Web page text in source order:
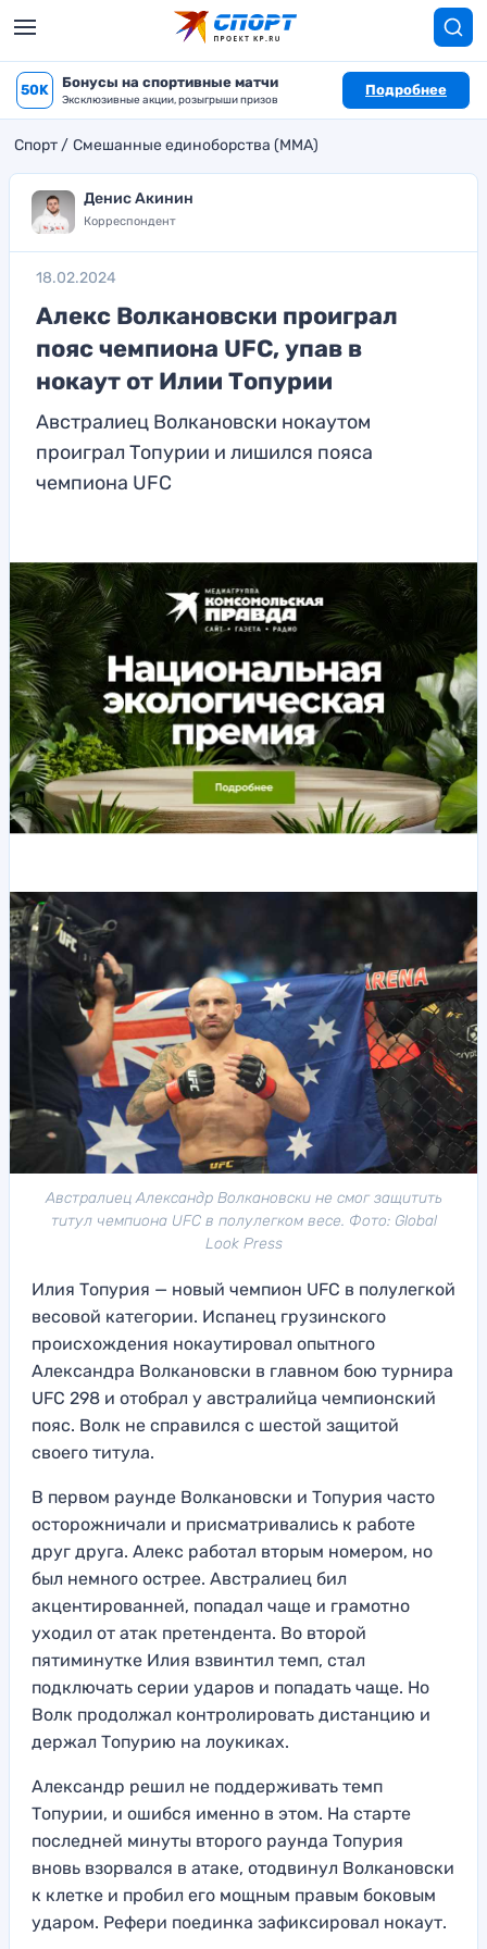
50K Бонусы на спортивные матчи
Эксклюзивные акции, розыгрыши призов
Подробнее
Спорт Смешанные единоборства (MMA)
Денис Акинин
Корреспондент
18.02.2024
Алекс Волкановски проиграл
пояс чемпиона UFC, упав в
нокаут от Илии Топурии
Австралиец Волкановски нокаутом
проиграл Топурии и лишился пояса
чемпиона UFC
Австралиец Александр Волкановски не смог защитить
титул чемпиона UFC в полулегком весе. Фото: Global
Look Press
Илия Топурия — новый чемпион UFC в полулегкой
весовой категории. Испанец грузинского
происхождения нокаутировал опытного
Александра Волкановски в главном бою турнира
UFC 298 и отобрал у австралийца чемпионский
пояс. Волк не справился с шестой защитой
своего титула.
В первом раунде Волкановски и Топурия часто
осторожничали и присматривались к работе
друг друга. Алекс работал вторым номером, но
был немного острее. Австралиец бил
акцентированней, попадал чаще и грамотно
уходил от атак претендента. Во второй
пятиминутке Илия взвинтил темп, стал
подключать серии ударов и попадать чаще. Но
Волк продолжал контролировать дистанцию и
держал Топурию на лоукиках.
Александр решил не поддерживать темп
Топурии, и ошибся именно в этом. На старте
последней минуты второго раунда Топурия
вновь взорвался в атаке, отодвинул Волкановски
к клетке и пробил его мощным правым боковым
ударом. Рефери поединка зафиксировал нокаут.